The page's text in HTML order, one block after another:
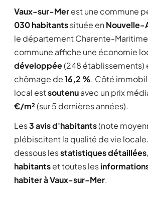
Vaux-sur-Merest une commune
030 habitantssituée en Nouvelle-
le département Charente-Maritime
commune affiche une économie
développée(248 établissements)
chômage de16,2 %. Côté
local estsoutenuavec un prix
€/m²(sur 5 dernières années).
Les3 avis d'habitants(note
plébiscitent la qualité de vie
dessous lesstatistiques détaillées
habitantset toutes les
habiter à Vaux-sur-Mer.